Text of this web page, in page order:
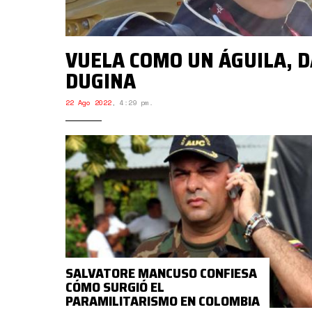
VUELA COMO UN ÁGUILA,
DUGINA
22 Ago 2022, 4:29 pm.
SALVATORE MANCUSO CONFIESA
CÓMO SURGIÓ EL
PARAMILITARISMO EN COLOMBIA